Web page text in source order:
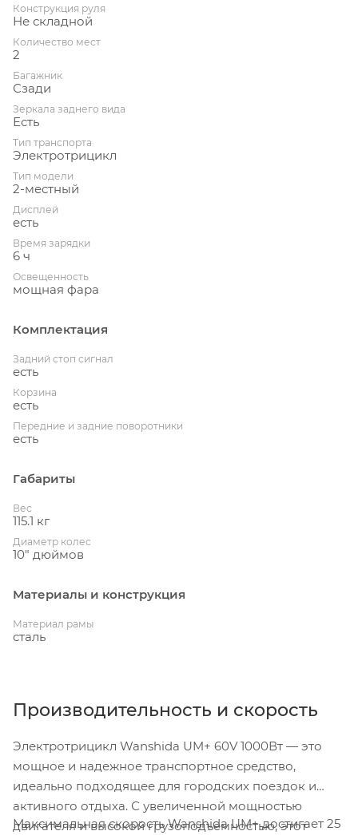
Конструкция руля
Не складной
Количество мест
2
Багажник
Сзади
Зеркала заднего вида
Есть
Тип транспорта
Электротрицикл
Тип модели
2-местный
Дисплей
есть
Время зарядки
6 ч
Освещенность
мощная фара
Комплектация
Задний стоп сигнал
есть
Корзина
есть
Передние и задние поворотники
есть
Габариты
Вес
115.1 кг
Диаметр колес
10" дюймов
Материалы и конструкция
Материал рамы
сталь
Производительность и скорость
Электротрицикл Wanshida UM+ 60V 1000Вт — это
мощное и надежное транспортное средство,
идеально подходящее для городских поездок и
активного отдыха. С увеличенной мощностью
двигателя и высокой грузоподъемностью, этот
Максимальная скорость Wanshida UM+ достигает 25